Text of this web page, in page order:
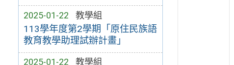
2025-01-22 教學組
113學年度第2學期「原住民族語
教育教學助理試辦計畫」
2025-01-22 教學組